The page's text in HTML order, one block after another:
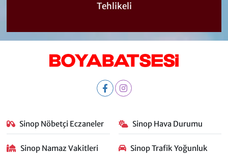
Tehlikeli
Sinop Nöbetçi Eczaneler Sinop Hava Durumu
Sinop Namaz Vakitleri
Sinop Trafik Yoğunluk